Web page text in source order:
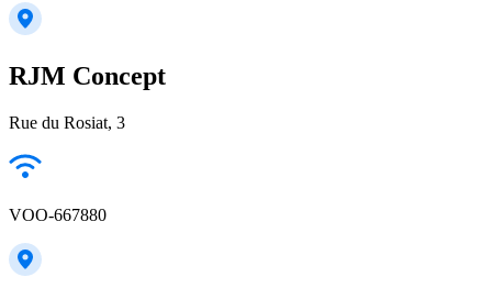
RJM Concept
Rue du Rosiat, 3
VOO-667880